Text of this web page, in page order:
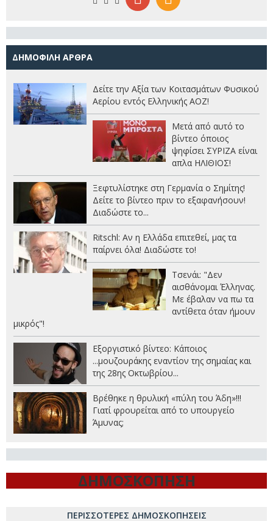
ΔΗΜΟΦΙΛΗ ΑΡΘΡΑ
Δείτε την Αξία των Κοιτασμάτων Φυσικού
Αερίου εντός Ελληνικής ΑΟΖ!
Μετά από αυτό το
βίντεο όποιος
ψηφίσει ΣΥΡΙΖΑ είναι
απλα ΗΛΙΘΙΟΣ!
Ξεφτυλίστηκε στη Γερμανία ο Σημίτης!
Δείτε το βίντεο πριν το εξαφανήσουν!
Διαδώστε το...
Ritschl: Αν η Ελλάδα επιτεθεί, μας τα
παίρνει όλα! Διαδώστε το!
Τσενάι: "Δεν
αισθάνομαι Έλληνας.
Με έβαλαν να πω τα
αντίθετα όταν ήμουν
μικρός"!
Εξοργιστικό βίντεο: Κάποιος
...μουζουράκης εναντίον της σημαίας και
της 28ης Οκτωβρίου...
Βρέθηκε η θρυλική «πύλη του Άδη»!!!
Γιατί φρουρείται από το υπουργείο
Άμυνας;
ΔΗΜΟΣΚΟΠΗΣΗ
ΠΕΡΙΣΣΟΤΕΡΕΣ ΔΗΜΟΣΚΟΠΗΣΕΙΣ